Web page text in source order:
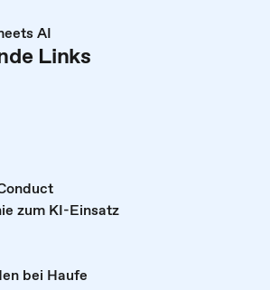
AI
Links
zum KI-Einsatz
bei Haufe